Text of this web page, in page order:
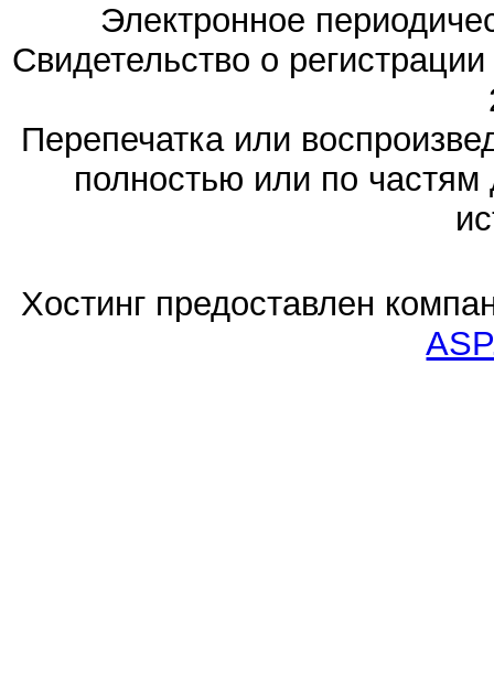
Электронное
Свидетельство о
Перепечатка или
полностью или по частям
Хостинг предоставлен